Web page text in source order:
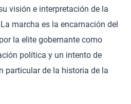
visión e interpretación de la
marcha es la encarnación del
la elite gobernante como
política y un intento de
particular de la historia de la